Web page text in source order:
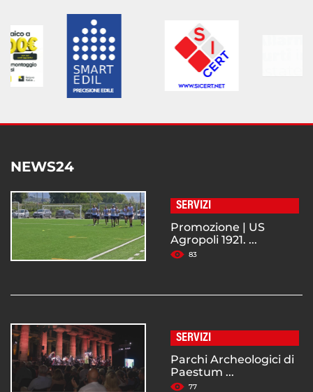
NEWS24
SERVIZI
Promozione | US
Agropoli 1921. ...
83
SERVIZI
Parchi Archeologici di
Paestum ...
77